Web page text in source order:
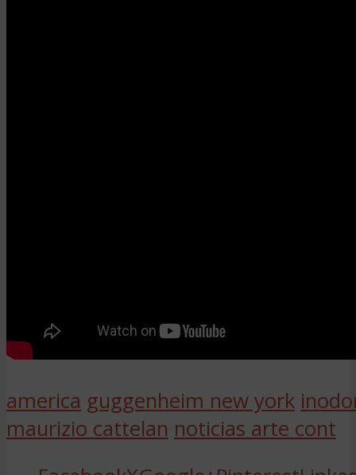
america guggenheim new york
maurizio cattelan noticias arte cont